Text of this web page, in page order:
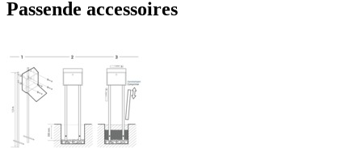
Passende accessoires